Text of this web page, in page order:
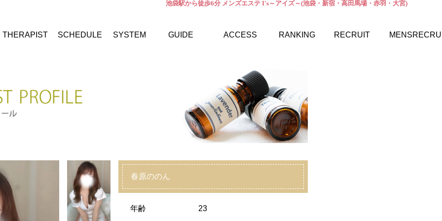
池袋駅から徒歩6分 メンズエステ I's～アイズ～(池袋・新宿・高田馬場・赤羽・大宮)
THERAPIST SCHEDULE SYSTEM GUIDE ACCESS RANKING RECRUIT
春原ののん
年齢 23